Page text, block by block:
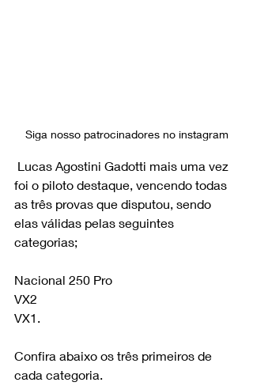
Siga nosso patrocinadores no instagram
Lucas Agostini Gadotti mais uma vez
foi o piloto destaque, vencendo todas
as três provas que disputou, sendo
elas válidas pelas seguintes
categorias;
Nacional 250 Pro
VX2
VX1.
Confira abaixo os três primeiros de
cada categoria.